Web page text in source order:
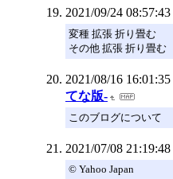
2021/09/24 08:57:43
変種 拡張 折り畳む
その他 拡張 折り畳む
2021/08/16 16:01:35
てな版-
このブログについて
2021/07/08 21:19:48
© Yahoo Japan